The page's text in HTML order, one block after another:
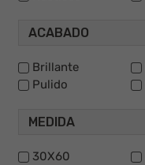
ACABADO
Brillante
Pulido
MEDIDA
30X60